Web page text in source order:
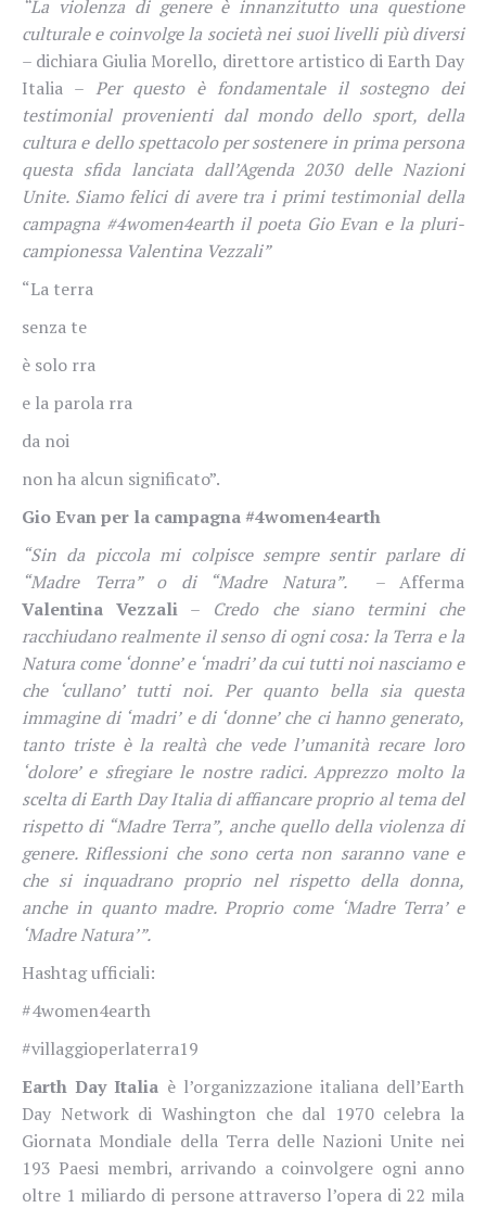
“La violenza di genere è innanzitutto una questione
culturale e coinvolge la società nei suoi livelli più diversi
– dichiara Giulia Morello, direttore artistico di Earth Day
Italia – Per questo è fondamentale il sostegno dei
testimonial provenienti dal mondo dello sport, della
cultura e dello spettacolo per sostenere in prima persona
questa sfida lanciata dall’Agenda 2030 delle Nazioni
Unite. Siamo felici di avere tra i primi testimonial della
campagna #4women4earth il poeta Gio Evan e la pluri-
campionessa Valentina Vezzali”
“La terra
senza te
è solo rra
e la parola rra
da noi
non ha alcun significato”.
Gio Evan per la campagna #4women4earth
“Sin da piccola mi colpisce sempre sentir parlare di
“Madre Terra” o di “Madre Natura”.
– Afferma
Valentina Vezzali – Credo che siano termini che
racchiudano realmente il senso di ogni cosa: la Terra e la
Natura come ‘donne’ e ‘madri’ da cui tutti noi nasciamo e
che ‘cullano’ tutti noi. Per quanto bella sia questa
immagine di ‘madri’ e di ‘donne’ che ci hanno generato,
tanto triste è la realtà che vede l’umanità recare loro
‘dolore’ e sfregiare le nostre radici. Apprezzo molto la
scelta di Earth Day Italia di affiancare proprio al tema del
rispetto di “Madre Terra”, anche quello della violenza di
genere. Riflessioni che sono certa non saranno vane e
che si inquadrano proprio nel rispetto della donna,
anche in quanto madre. Proprio come ‘Madre Terra’ e
‘Madre Natura’”.
Hashtag ufficiali:
#4women4earth
#villaggioperlaterra19
Earth Day Italia è l’organizzazione italiana dell’Earth
Day Network di Washington che dal 1970 celebra la
Giornata Mondiale della Terra delle Nazioni Unite nei
193 Paesi membri, arrivando a coinvolgere ogni anno
oltre 1 miliardo di persone attraverso l’opera di 22 mila